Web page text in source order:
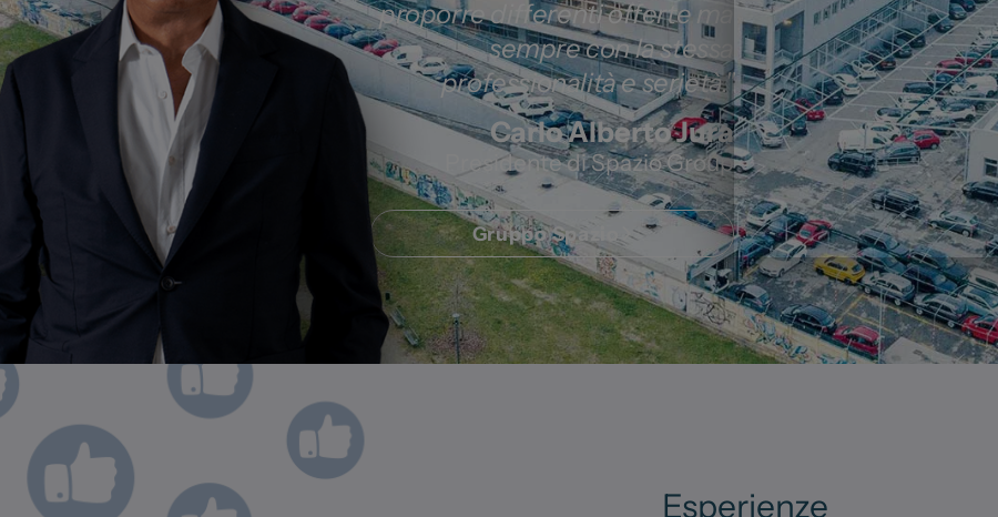
proporre differenti offerte ma
sempre con la stessa
professionalità e serietà."
Carlo Alberto Jura
Presidente di Spazio Group
Gruppo Spazio
Esperienze